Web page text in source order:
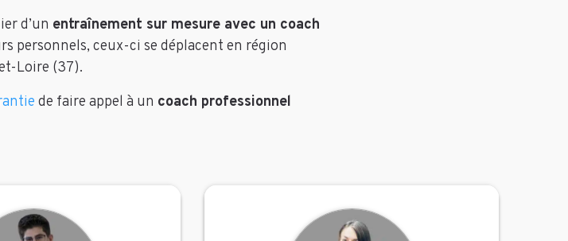
d’un entraînement sur mesure avec un coach
personnels, ceux-ci se déplacent en région
Loire (37).
de faire appel à un coach professionnel